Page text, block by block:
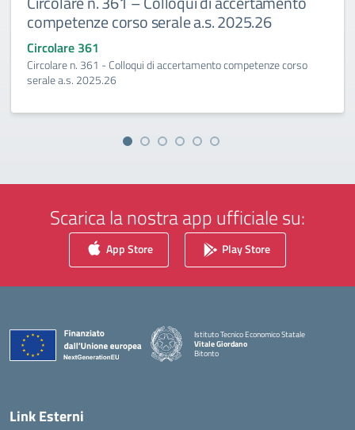
a.s. 2025.26
competenze corso
2027
Esami integrativi A.S.2026-
Scarica la nostra app ufficiale su:
App Store Play Store
Istituto Tecnico Economico Statale
Vitale Giordano
Bitonto
Link Esterni